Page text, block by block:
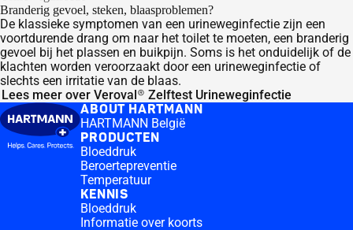
Branderig gevoel, steken, blaasproblemen?
De klassieke symptomen van een urineweginfectie zijn een
voortdurende drang om naar het toilet te moeten, een branderig
gevoel bij het plassen en buikpijn. Soms is het onduidelijk of de
klachten worden veroorzaakt door een urineweginfectie of
slechts een irritatie van de blaas.
Lees meer over Veroval® Zelftest Urineweginfectie
ABOUT HARTMANN
HARTMANN België
PRODUCTEN
Bloeddruk
Beroertepreventie
Temperatuur
KENNIS
Bloeddruk
Informatie over koorts